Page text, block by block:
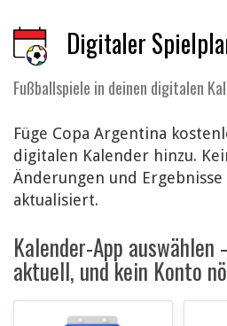
Digitaler
Fußballspiele in deinen digitalen
Füge Copa Argentina
digitalen Kalender hinzu.
Änderungen und
aktualisiert.
Kalender-App
aktuell, und kein Konto